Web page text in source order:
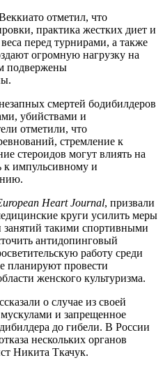
отметил, что
практика жестких диет и
перед турнирами, а также
огромную нагрузку на
подвержены
смертей бодибилдеров
убийствами и
отметили, что
стремление к
стероидов могут влиять на
к импульсивному и
Heart Journal, призвали
круги усилить меры
занятий такими спортивными
антидопинговый
работу среди
планируют провести
женского культуризма.
о случае из своей
и запрещенное
до гибели. В России
нескольких органов
Никита Ткачук.